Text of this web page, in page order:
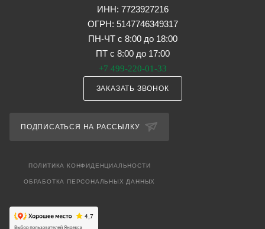
ИНН: 7723927216
ОГРН: 5147746349317
ПН-ЧТ с 8:00 до 18:00
ПТ с 8:00 до 17:00
+7 499-220-01-33
ЗАКАЗАТЬ ЗВОНОК
ПОДПИСАТЬСЯ НА РАССЫЛКУ
ПОЛИТИКА КОНФИДЕНЦИАЛЬНОСТИ
ОБРАБОТКА ПЕРСОНАЛЬНЫХ ДАННЫХ